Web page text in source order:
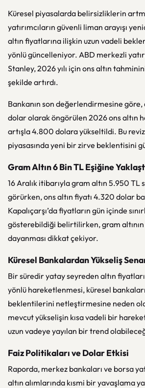
Küresel piyasalarda belirsizliklerin
yatırımcıların güvenli liman arayışı
altın fiyatlarına ilişkin uzun vadeli
yönlü güncelleniyor. ABD merkezli
Stanley, 2026 yılı için ons altın
şekilde artırdı.
Bankanın son değerlendirmesine
dolar olarak öngörülen 2026 ons altın
artışla 4.800 dolara yükseltildi. Bu
piyasasında yeni bir zirve beklentisini
Gram Altın 6 Bin TL Eşiğine
16 Aralık itibarıyla gram altın 5.950
görürken, ons altın fiyatı 4.320 dolar
Kapalıçarşı’da fiyatların gün içinde
gösterebildiği belirtilirken, gram altının
dayanması dikkat çekiyor.
Küresel Bankalardan Yükseliş
Bir süredir yatay seyreden altın
yönlü hareketlenmesi, küresel
beklentilerini netleştirmesine neden
mevcut yükselişin kısa vadeli bir
uzun vadeye yayılan bir trend
Faiz Politikaları ve Dolar Etkisi
Raporda, merkez bankaları ve borsa
altın alımlarında kısmi bir yavaşlama